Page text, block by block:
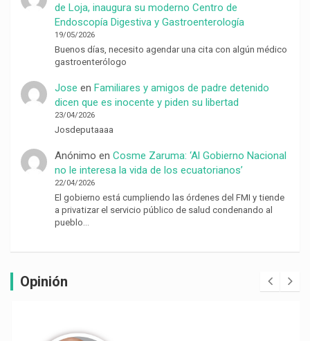
de Loja, inaugura su moderno Centro de
Endoscopía Digestiva y Gastroenterología
19/05/2026
Buenos días, necesito agendar una cita con algún médico
gastroenterólogo
Jose en Familiares y amigos de padre detenido
dicen que es inocente y piden su libertad
23/04/2026
Josdeputaaaa
Anónimo en Cosme Zaruma: ‘Al Gobierno Nacional
no le interesa la vida de los ecuatorianos’
22/04/2026
El gobierno está cumpliendo las órdenes del FMI y tiende
a privatizar el servicio público de salud condenando al
pueblo…
Opinión